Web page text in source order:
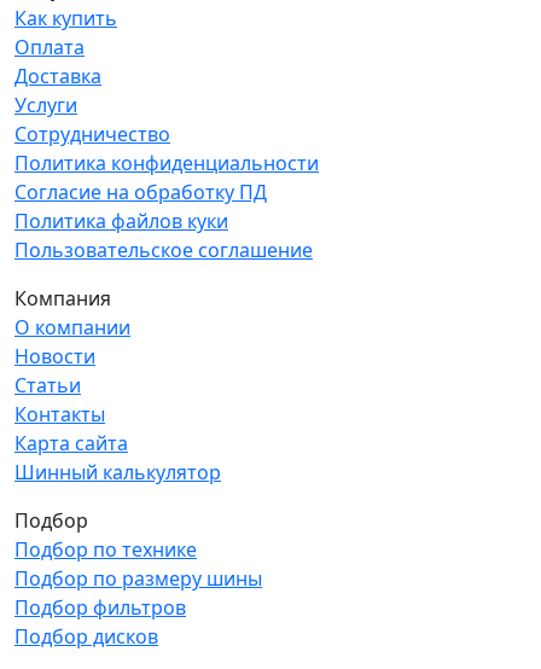
Как купить
Оплата
Доставка
Услуги
Сотрудничество
Политика конфиденциальности
Согласие на обработку ПД
Политика файлов куки
Пользовательское соглашение
Компания
О компании
Новости
Статьи
Контакты
Карта сайта
Шинный калькулятор
Подбор
Подбор по технике
Подбор по размеру шины
Подбор фильтров
Подбор дисков